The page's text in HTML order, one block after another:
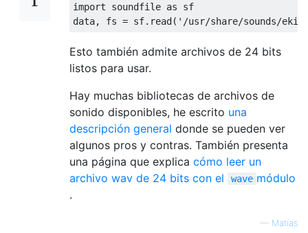
import soundfile as sf
data, fs = sf.read( '/usr/share/sounds/
Esto también admite archivos de 24 bits
listos para usar.
Hay muchas bibliotecas de archivos de
sonido disponibles, he escrito una
descripción general donde se pueden ver
algunos pros y contras. También presenta
una página que explica cómo leer un
archivo wav de 24 bits con el
wave módulo
.
— Matías